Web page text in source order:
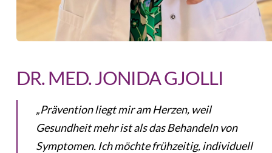
DR. MED. JONIDA GJOLLI
„Prävention liegt mir am Herzen, weil
Gesundheit mehr ist als das Behandeln von
Symptomen. Ich möchte frühzeitig, individuell